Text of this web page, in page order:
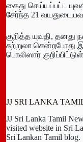
கைது செய்யப்பட்ட
சேர்ந்த 21
குறித்த யுவதி, தனது
சுற்றுலா
பொலிஸார்
JJ SRI LANKA
JJ Sri Lanka Tamil
visited website in Sri
Sri Lankan Tamil blog.